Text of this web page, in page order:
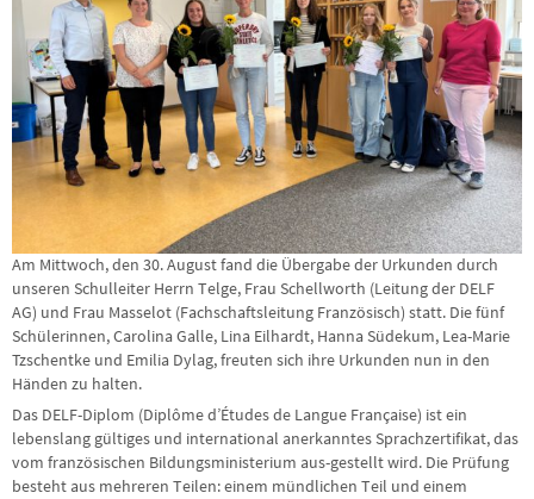
Am Mittwoch, den 30. August fand die Übergabe der Urkunden durch
unseren Schulleiter Herrn Telge, Frau Schellworth (Leitung der DELF
AG) und Frau Masselot (Fachschaftsleitung Französisch) statt. Die fünf
Schülerinnen, Carolina Galle, Lina Eilhardt, Hanna Südekum, Lea-Marie
Tzschentke und Emilia Dylag, freuten sich ihre Urkunden nun in den
Händen zu halten.
Das DELF-Diplom (Diplôme d’Études de Langue Française) ist ein
lebenslang gültiges und international anerkanntes Sprachzertifikat, das
vom französischen Bildungsministerium aus-gestellt wird. Die Prüfung
besteht aus mehreren Teilen: einem mündlichen Teil und einem